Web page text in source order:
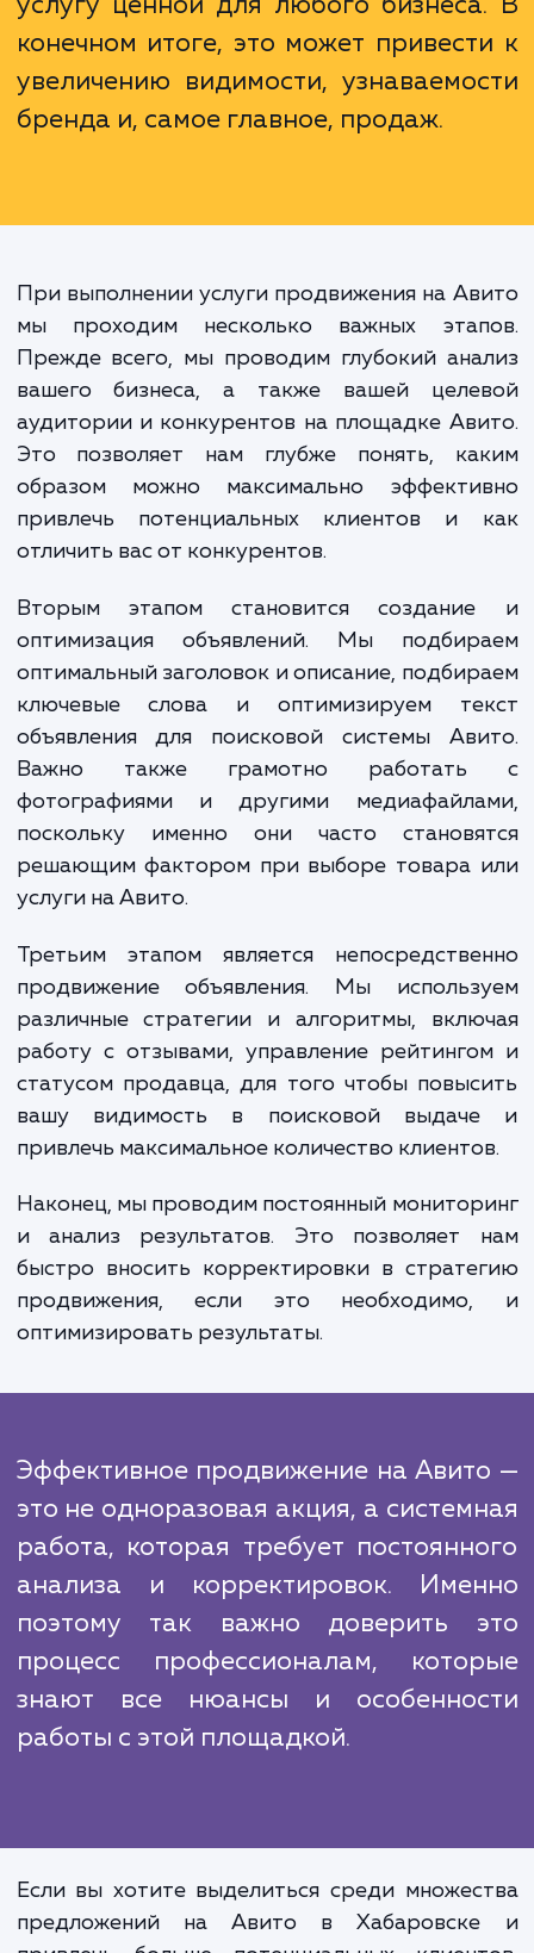
Понимание того, что
Авито — это не только о
объявлений, но и о
оптимизации и продвижении
площадки, это то, что делает
конечном итоге, это может
увеличению видимости,
бренда и, самое главное, продаж.
мы проходим несколько важных
Прежде всего, мы проводим глубокий
вашего бизнеса, а также вашей
аудитории и конкурентов на площадке
Это позволяет нам глубже понять,
образом можно максимально
привлечь потенциальных клиентов и
отличить вас от конкурентов.
оптимизация объявлений. Мы
оптимальный заголовок и описание,
ключевые слова и оптимизируем
объявления для поисковой системы
Важно также грамотно
фотографиями и другими
решающим фактором при выборе товара
услуги на Авито.
Третьим этапом является
различные стратегии и алгоритмы,
статусом продавца, для того чтобы
привлечь максимальное количество
Наконец, мы проводим постоянный
и анализ результатов. Это позволяет
быстро вносить корректировки в
продвижения, если это
оптимизировать результаты.
Эффективное продвижение на
это не одноразовая акция, а